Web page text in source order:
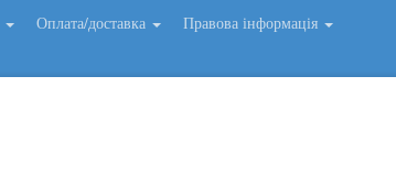
Оплата/доставка Правова інформація